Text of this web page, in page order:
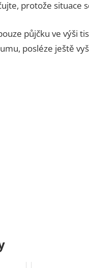
protože situace
půjčku ve výši
posléze ještě